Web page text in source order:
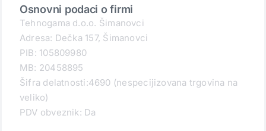
Osnovni podaci o firmi
Tehnogama d.o.o. Šimanovci
Adresa: Dečka 157, Šimanovci
PIB: 105809980
MB: 20458895
Šifra delatnosti:4690 (nespecijizovana trgovina na
veliko)
PDV obveznik: Da